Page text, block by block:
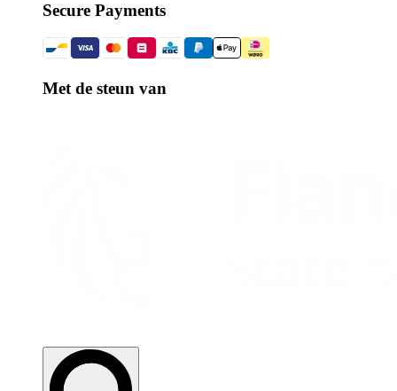
Secure Payments
Met de steun van